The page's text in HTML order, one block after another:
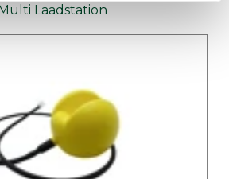
Laadstation